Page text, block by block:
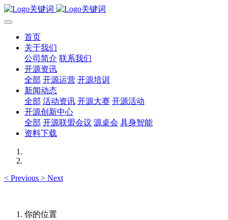
首页
关于我们
公司简介 联系我们
开源资讯
全部 开源运营 开源培训
新闻动态
全部 活动资讯 开源大赛 开源活动
开源创新中心
全部 开源联盟会议 源桌会 具身智能
资料下载
< Previous > Next
你的位置